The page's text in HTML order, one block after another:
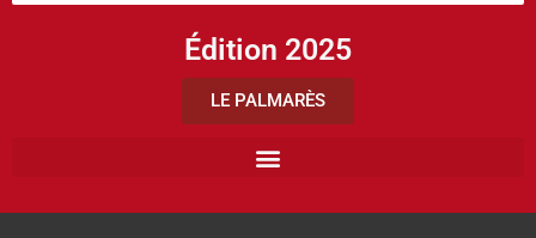
Édition 2025
LE PALMARÈS